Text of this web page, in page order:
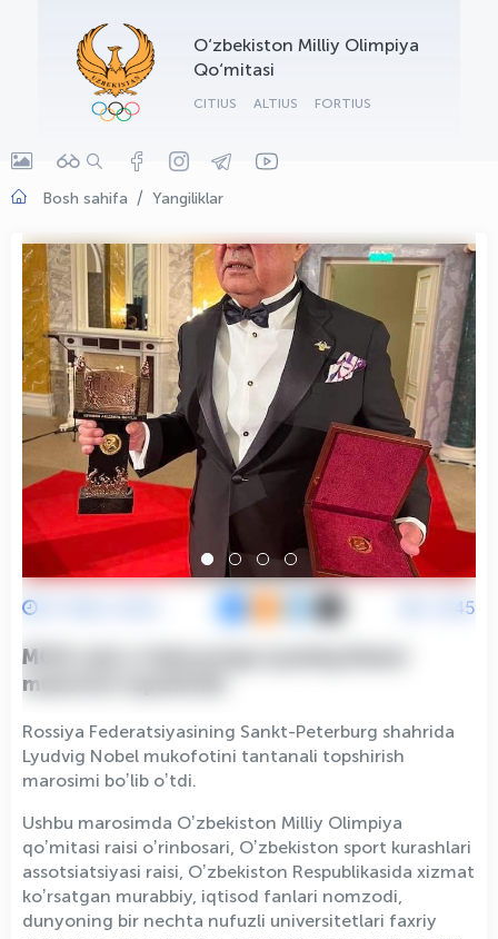
O‘zbekiston Milliy Olimpiya
Qo‘mitasi
CITIUS ALTIUS FORTIUS
Bosh sahifa Yangiliklar
5345
MOQ raisi oʼrinbosariga Lyudvig Nobel
mukofoti topshirildi
Rossiya Federatsiyasining Sankt-Peterburg shahrida
Lyudvig Nobel mukofotini tantanali topshirish
marosimi boʼlib oʼtdi.
Ushbu marosimda Oʼzbekiston Milliy Olimpiya
qoʼmitasi raisi oʼrinbosari, Oʼzbekiston sport kurashlari
assotsiatsiyasi raisi, Oʼzbekiston Respublikasida xizmat
koʼrsatgan murabbiy, iqtisod fanlari nomzodi,
dunyoning bir nechta nufuzli universitetlari faxriy
OLYMPCHIK AI - yordamchi
Onlayn · olympic.uz